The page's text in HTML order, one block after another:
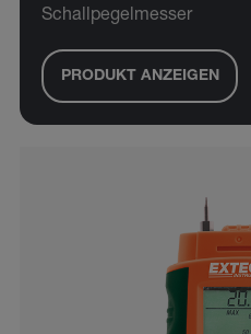
Schallpegelmesser
PRODUKT ANZEIGEN